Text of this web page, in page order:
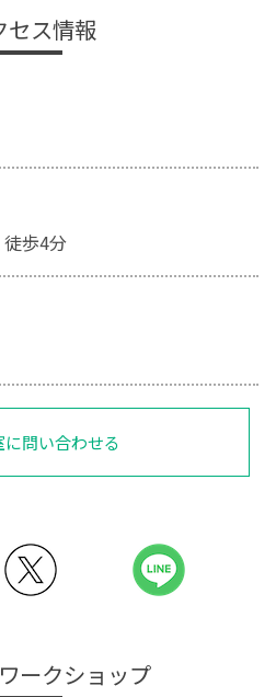
セス情報
歩4分
に問い合わせる
ークショップ